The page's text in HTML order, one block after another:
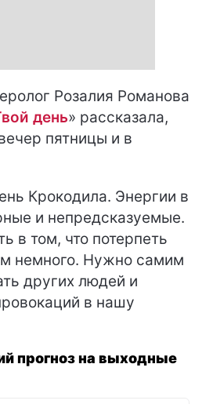
Розалия Романова
день» рассказала,
пятницы и в
Крокодила. Энергии в
и непредсказуемые.
в том, что потерпеть
немного. Нужно самим
других людей и
в нашу
прогноз на выходные